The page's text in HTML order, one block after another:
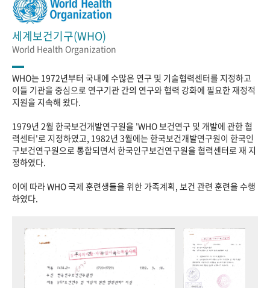
세계보건기구(WHO)
World Health Organization
WHO는 1972년부터 국내에 수많은 연구 및 기술협력센터를 지정하고
이들 기관을 중심으로 연구기관 간의 연구와 협력 강화에 필요한 재정적
지원을 지속해 왔다.
1979년 2월 한국보건개발연구원을 'WHO 보건연구 및 개발에 관한 협
력센터'로 지정하였고, 1982년 3월에는 한국보건개발연구원이 한국인
구보건연구원으로 통합되면서 한국인구보건연구원을 협력센터로 재 지
정하였다.
이에 따라 WHO 국제 훈련생들을 위한 가족계획, 보건 관련 훈련을 수행
하였다.